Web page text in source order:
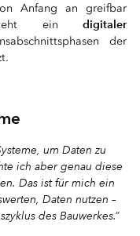
Anfang an greifbar
eindigitaler
der
um Daten zu
ich aber genau diese
Das ist für mich ein
Daten nutzen –
des Bauwerkes.“